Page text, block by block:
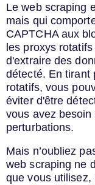
Le web scraping
mais qui
CAPTCHA aux
les proxys
d'extraire des
détecté. En tirant
rotatifs, vous
éviter d'être
vous avez
perturbations.
Mais n’oubliez
web scraping ne
que vous